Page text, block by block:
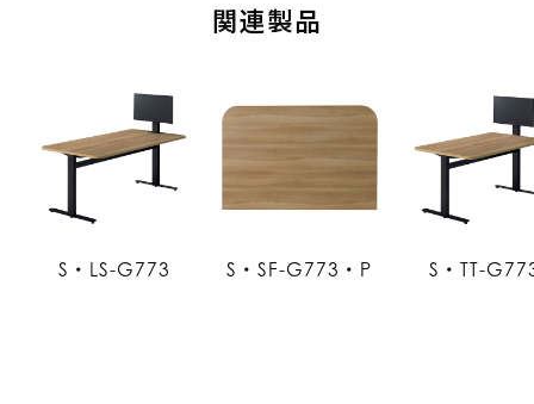
関連製品
S・LS-G773 S・SF-G773・P S・TT-